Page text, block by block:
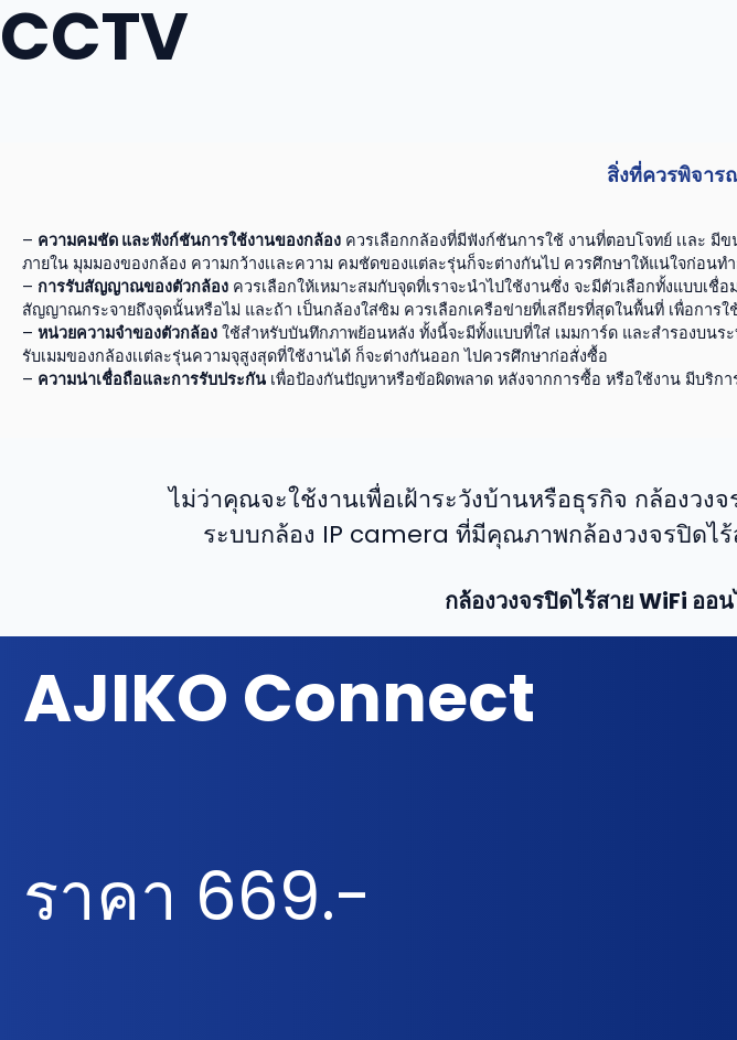
Skip
to
CCTV
สิ่งที่ควรพิจาร
– ความคมชัด และฟังก์ชันการใช้งานของกล้อง ควรเลือกกล้องที่มีฟังก์ชันการใช้ งานที่ตอบโจทย์ เเละ
ภายใน มุมมองของกล้อง ความกว้างเเละความ คมชัดของแต่ละรุ่นก็จะต่างกันไป ควรศึกษาให้แน่ใจก่อนท
– การรับสัญญาณของตัวกล้อง ควรเลือกให้เหมาะสมกับจุดที่เราจะนำไปใช้งานซึ่ง จะมีตัวเลือกทั้งแบบเ
สัญญาณกระจายถึงจุดนั้นหรือไม่ และถ้า เป็นกล้องใส่ซิม ควรเลือกเครือข่ายที่เสถียรที่สุดในพื้นที่ เพื่อการใ
– หน่วยความจำของตัวกล้อง ใช้สำหรับบันทึกภาพย้อนหลัง ทั้งนี้จะมีทั้งแบบที่ใส่ เมมการ์ด และสำรองบน
รับเมมของกล้องเเต่ละรุ่นความจุสูงสุดที่ใช้งานได้ ก็จะต่างกันออก ไปควรศึกษาก่อสั่งซื้อ
– ความน่าเชื่อถือและการรับประกัน เพื่อป้องกันปัญหาหรือข้อผิดพลาด หลังจากการซื้อ หรือใช้งาน มีบริก
ไม่ว่าคุณจะใช้งานเพื่อเฝ้าระวังบ้านหรือธุรกิจ กล้องว
ระบบกล้อง IP camera ที่มีคุณภาพกล้องวงจรปิดไ
กล้องวงจรปิดไร้สาย WiFi ออ
AJIKO Connect
ราคา 669.-